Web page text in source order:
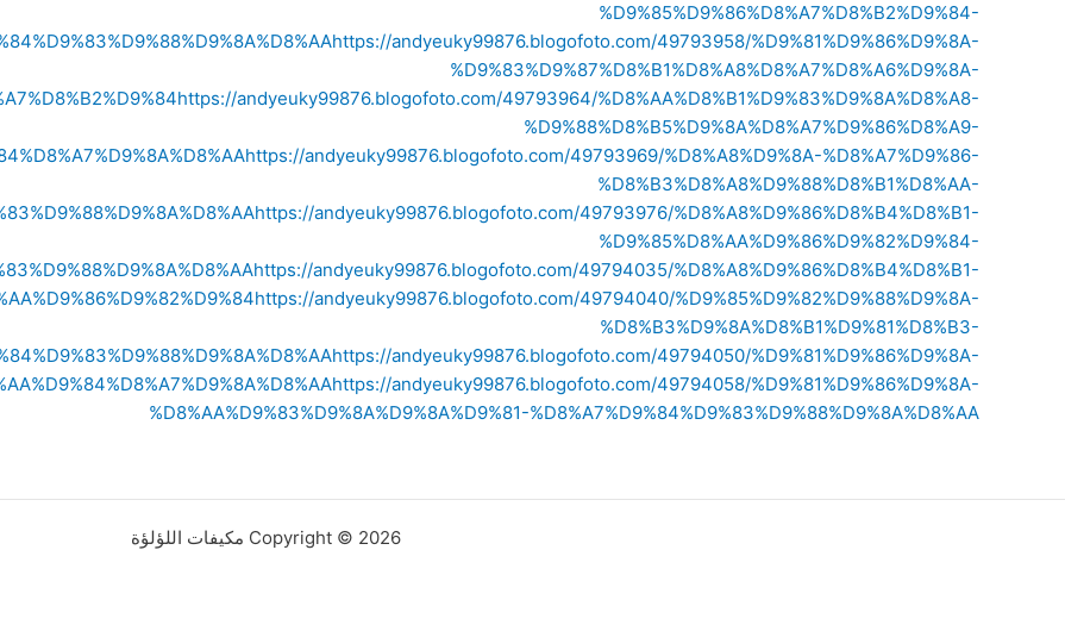
%D9%85%D9%86%D8%A7%D8%B2%D9%84-
https://andyeuky99876.blogofoto.com/49793958/%D9%81%D9%86%D9%8A-
%D9%83%D9%87%D8%B1%D8%A8%D8%A7%D8%A6%D9%8A-
https://andyeuky99876.blogofoto.com/49793964/%D8%AA%D8%B1%D9%83%D9%8A%D8%A8-
%D9%88%D8%B5%D9%8A%D8%A7%D9%86%D8%A9-
https://andyeuky99876.blogofoto.com/49793969/%D8%A8%D9%8A-%D8%A7%D9%86-
%D8%B3%D8%A8%D9%88%D8%B1%D8%AA-
https://andyeuky99876.blogofoto.com/49793976/%D8%A8%D9%86%D8%B4%D8%B1-
%D9%85%D8%AA%D9%86%D9%82%D9%84-
https://andyeuky99876.blogofoto.com/49794035/%D8%A8%D9%86%D8%B4%D8%B1-
https://andyeuky99876.blogofoto.com/49794040/%D9%85%D9%82%D9%88%D9%8A-
%D8%B3%D9%8A%D8%B1%D9%81%D8%B3-
https://andyeuky99876.blogofoto.com/49794050/%D9%81%D9%86%D9%8A-
https://andyeuky99876.blogofoto.com/49794058/%D9%81%D9%86%D9%8A-
%D8%AA%D9%83%D9%8A%D9%8A%D9%81-%D8%A7%D9%84%D9%83%D9%88%D9%8A%D8%AA
Copyright © 2026 مكيفات اللؤلؤة